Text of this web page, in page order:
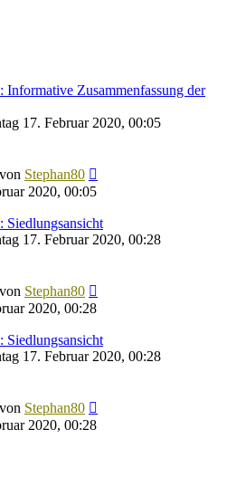
Zusammenfassung der
17. Februar 2020, 00:05
von Stephan80
2020, 00:05
17. Februar 2020, 00:28
von Stephan80
2020, 00:28
17. Februar 2020, 00:28
von Stephan80
2020, 00:28